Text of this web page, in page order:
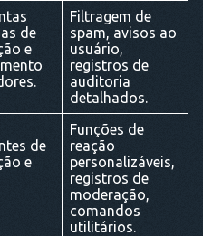
de
e
Filtragem de
spam, avisos ao
usuário,
registros de
auditoria
detalhados.
de
e
Funções de
reação
personalizáveis,
registros de
moderação,
comandos
utilitários.